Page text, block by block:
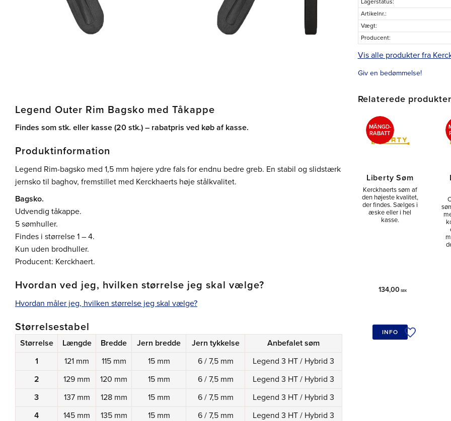
Lagerstatus
Artikelnr.
Vægt
Producent
Vis alle produkter fra
Giv en bedømmelse!
Legend Outer Rim Bagsko med Tåkappe
Findes som stk. eller kasse (20 stk.) – rabatpris ved køb af kasse.
Produktinformation
Legend Rim-bagsko med 1,5 mm højere ydre fals for endnu bedre greb. En stabil og slidstærk
jernsko til baghov, fremstillet med Kerckhaerts høje stålkvalitet.
Bagsko.
Udvendig tåkappe.
5 sømhuller.
Findes i størrelse 1 – 4.
Kun uden brodhuller.
Producent: Kerckhaert.
Hvordan ved jeg, hvilken størrelse jeg skal vælge?
Hvordan måler jeg, hvilken størrelse jeg skal vælge?
Størrelsestabel
Størrelse Længde Bredde Jern bredde Jern tykkelse
Anbefalet søm
1
121 mm 115 mm 15 mm 6 / 7,5 mm
Legend 3 HT / Hybrid 3
2
129 mm 120 mm 15 mm 6 / 7,5 mm
Legend 3 HT / Hybrid 3
3
137 mm 128 mm 15 mm 6 / 7,5 mm
Legend 3 HT / Hybrid 3
4
145 mm 135 mm 15 mm 6 / 7,5 mm Legend 3 HT / Hybrid 3
Relaterede produkter
Liberty Søm
Kerckhaerts søm af
den højeste kvalitet,
der findes. Sælges i
æske eller i hel
kasse.
134,00 SEK
MÄNGD-
RABATT
Tilføj til
INFO